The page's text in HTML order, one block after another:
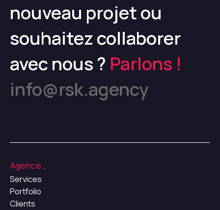
nouveau projet ou
souhaitez collaborer
avec nous ? Parlons !
info@rsk.agency
Agence .
Services
Portfolio
Clients